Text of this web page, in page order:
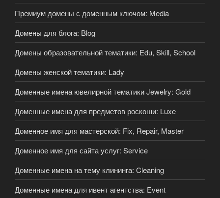
Премиум домены с доменным ключом: Media
Домены для блога: Blog
Домены образовательной тематики: Edu, Skill, School
Домены женской тематики: Lady
Доменные имена ювелирной тематики Jewelry: Gold
Доменные имена для предметов роскоши: Luxe
Доменное имя для мастерской: Fix, Repair, Master
Доменное имя для сайта услуг: Service
Доменные имена на тему клининга: Cleaning
Доменные имена для ивент агентства: Event